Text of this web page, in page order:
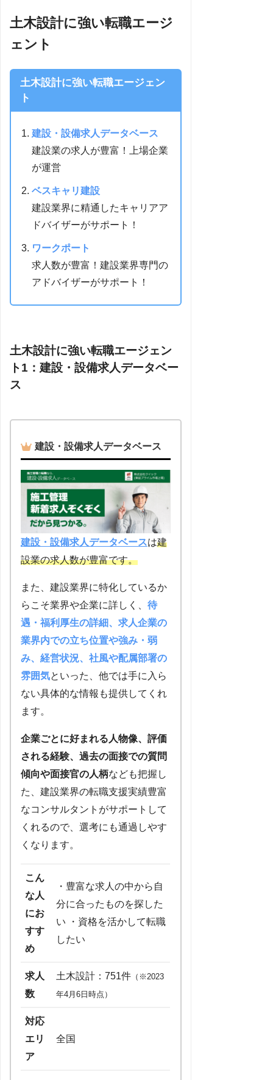
土木設計に強い転職エージ
ェント
土木設計に強い転職エージェン
ト
建設・設備求人データベース
建設業の求人が豊富！上場企業
が運営
ベスキャリ建設
建設業界に精通したキャリアア
ドバイザーがサポート！
ワークポート
求人数が豊富！建設業界専門の
アドバイザーがサポート！
土木設計に強い転職エージェン
ト1：建設・設備求人データベー
ス
建設・設備求人データベース
建設・設備求人データベースは建
設業の求人数が豊富です。
また、建設業界に特化しているか
らこそ業界や企業に詳しく、 待
遇・福利厚生の詳細、求人企業の
業界内での立ち位置や強み・弱
み、経営状況、社風や配属部署の
雰囲気といった、他では手に入ら
ない具体的な情報も提供してくれ
ます。
企業ごとに好まれる人物像、評価
される経験、過去の面接での質問
傾向や面接官の人柄なども把握し
た、建設業界の転職支援実績豊富
なコンサルタントがサポートして
くれるので、選考にも通過しやす
くなります。
こん
な人
にお
すす
め
・豊富な求人の中から自
分に合ったものを探した
い ・資格を活かして転職
したい
求人
数
土木設計：751件 （※2023
年4月6日時点）
対応
エリ
ア
全国